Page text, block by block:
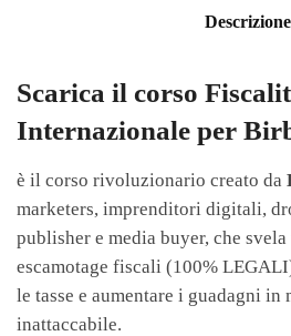
Descrizione
Scarica il corso
Internazionale per
è il corso rivoluzionario creato da
marketers, imprenditori digitali,
publisher e media buyer, che
escamotage fiscali (100%
le tasse e aumentare i guadagni in
inattaccabile.